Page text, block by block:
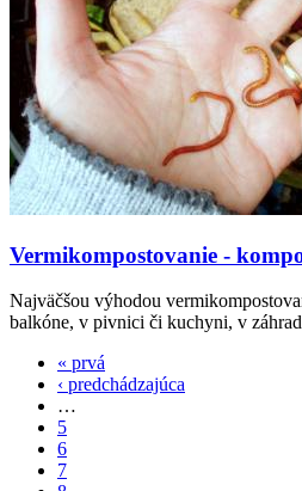
Vermikompostovanie -
Najväčšou výhodou
balkóne, v pivnici či kuchyni, v
« prvá
‹ predchádzajúca
…
5
6
7